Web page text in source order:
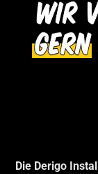
Die Derigo